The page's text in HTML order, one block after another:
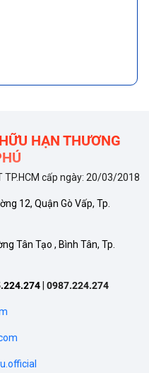
HẠN THƯƠNG
TP.HCM cấp ngày: 20/03/2018
12, Quận Gò Vấp, Tp.
Tân Tạo , Bình Tân, Tp.
0987.224.274